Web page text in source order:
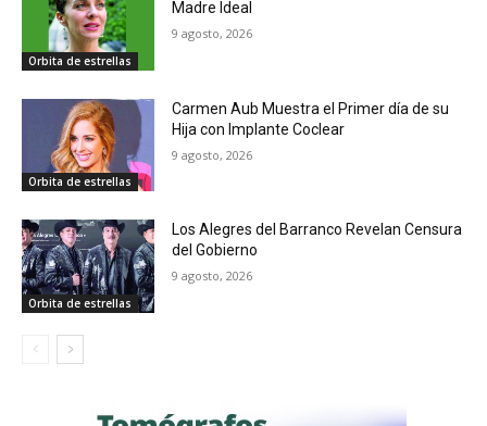
Orbita de estrellas
Madre Ideal
9 agosto, 2026
Orbita de estrellas
Carmen Aub Muestra el Primer día de su
Hija con Implante Coclear
9 agosto, 2026
Orbita de estrellas
Los Alegres del Barranco Revelan Censura
del Gobierno
9 agosto, 2026